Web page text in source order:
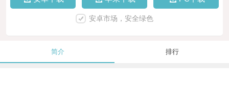
安卓市场，安全绿色
简介 排行